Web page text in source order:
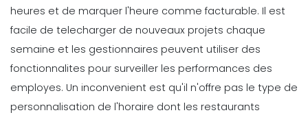
heures et de marquer l'heure comme facturable. Il est
facile de telecharger de nouveaux projets chaque
semaine et les gestionnaires peuvent utiliser des
fonctionnalites pour surveiller les performances des
employes. Un inconvenient est qu'il n'offre pas le type de
personnalisation de l'horaire dont les restaurants